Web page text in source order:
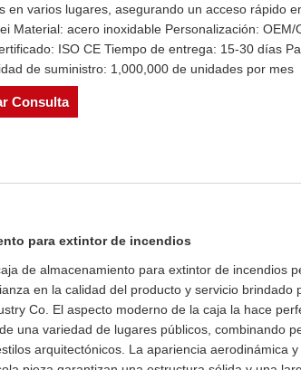
en varios lugares, asegurando un acceso rápido
Material: acero inoxidable Personalización: OEM/
ISO CE Tiempo de entrega: 15-30 días
de suministro: 1,000,000 de unidades por mes
Consulta
para extintor de incendios
de almacenamiento para extintor de incendios
en la calidad del producto y servicio brindado
Co. El aspecto moderno de la caja la hace
una variedad de lugares públicos, combinando
arquitectónicos. La apariencia aerodinámica